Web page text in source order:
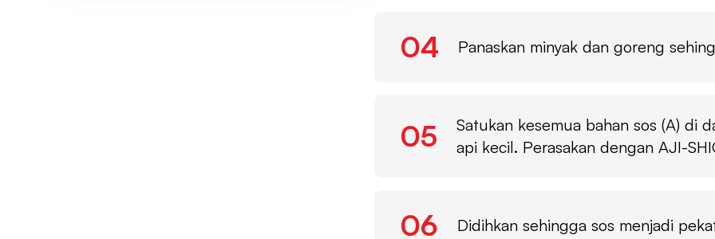
04 Panaskan minyak dan goreng
05
Satukan kesemua bahan sos (A) di
api kecil. Perasakan dengan AJI-
06 Didihkan sehingga sos menjadi